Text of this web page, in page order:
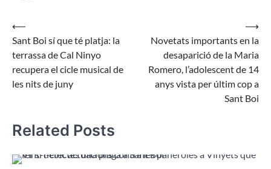
Navegació
d'entrades
⟵
Sant Boi sí que té platja: la
terrassa de Cal Ninyo
recupera el cicle musical de
les nits de juny
Novetats importants en la
desaparició de la Maria
Romero, l’adolescent de 14
anys vista per últim cop a
Sant Boi
⟶
Related Posts